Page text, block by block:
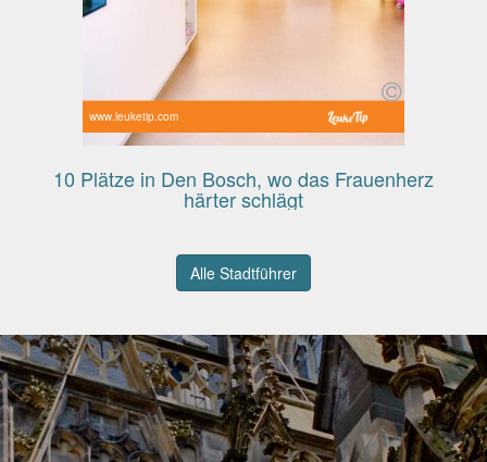
www.leuketip.com
10 Plätze in Den Bosch, wo das Frauenherz
härter schlägt
Alle Stadtführer